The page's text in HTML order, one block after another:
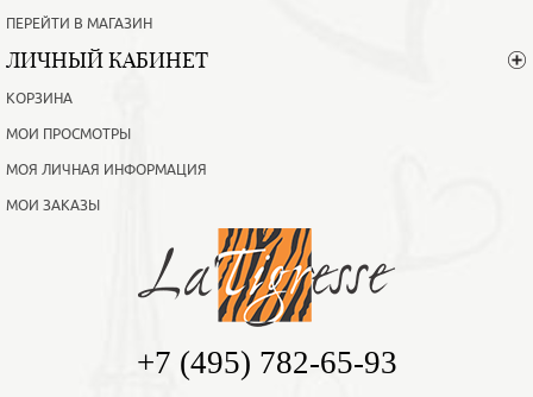
ПЕРЕЙТИ В МАГАЗИН
ЛИЧНЫЙ КАБИНЕТ
КОРЗИНА
МОИ ПРОСМОТРЫ
МОЯ ЛИЧНАЯ ИНФОРМАЦИЯ
МОИ ЗАКАЗЫ
+7 (495) 782-65-93